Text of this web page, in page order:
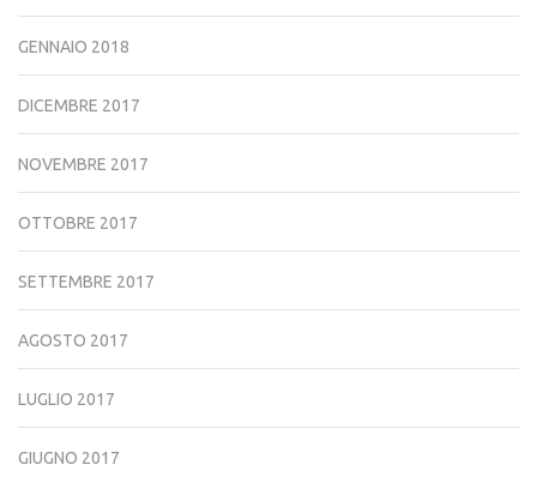
GENNAIO 2018
DICEMBRE 2017
NOVEMBRE 2017
OTTOBRE 2017
SETTEMBRE 2017
AGOSTO 2017
LUGLIO 2017
GIUGNO 2017